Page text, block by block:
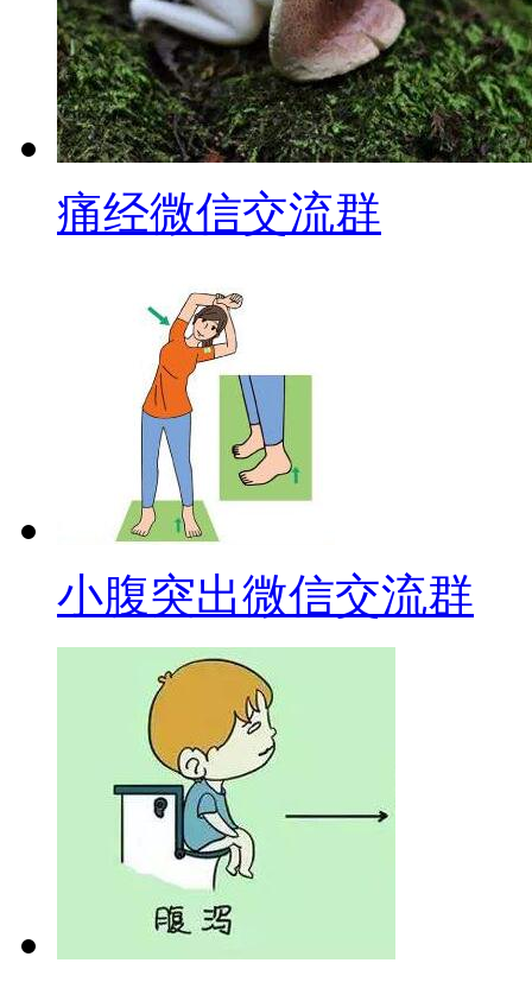
痛经微信交流群
小腹突出微信交流群